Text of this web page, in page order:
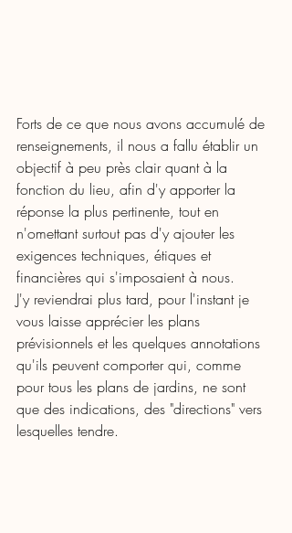
Forts de ce que nous avons accumulé de
renseignements, il nous a fallu établir un
objectif à peu près clair quant à la
fonction du lieu, afin d'y apporter la
réponse la plus pertinente, tout en
n'omettant surtout pas d'y ajouter les
exigences techniques, étiques et
financières qui s'imposaient à nous.
J'y reviendrai plus tard, pour l'instant je
vous laisse apprécier les plans
prévisionnels et les quelques annotations
qu'ils peuvent comporter qui, comme
pour tous les plans de jardins, ne sont
que des indications, des "directions" vers
lesquelles tendre.